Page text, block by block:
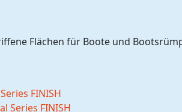
Flächen für Boote und
FINISH